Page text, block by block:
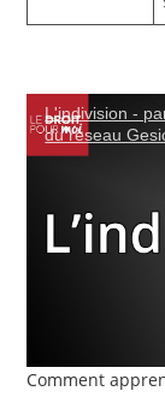
L'indivision -
du réseau
Comment